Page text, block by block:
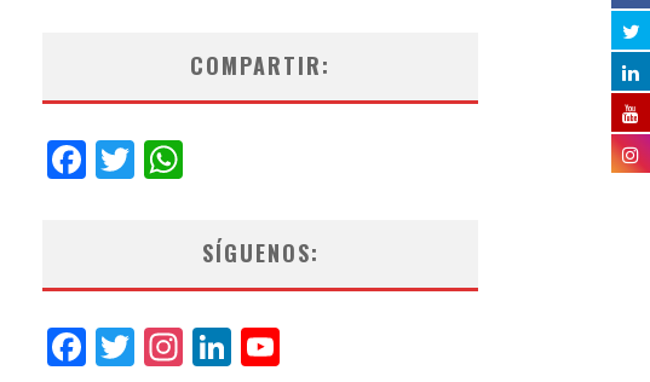
COMPARTIR:
Facebook
Twitter
SÍGUENOS:
Facebook
Twitter
Instagram
LinkedIn